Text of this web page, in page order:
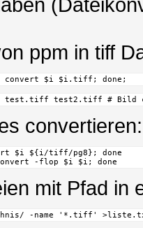
ppm in tiff
$i $i.tiff; done;
test.tiff test2.tiff # Bild
convertieren:
$i ${i/tiff/pg8}; done
-flop $i $i; done
mit Pfad in
-name '*.tiff'